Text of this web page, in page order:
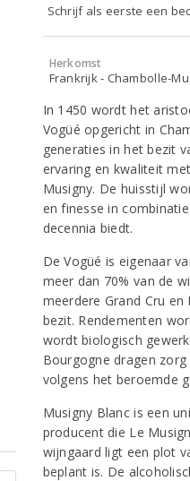
Schrijf als eerste een
Herkomst
Frankrijk - Chambolle-
In 1450 wordt het
Vogüé opgericht in
generaties in het bezit
ervaring en kwaliteit
Musigny. De huisstijl
en finesse in
decennia biedt.
De Vogüé is eigenaar
meer dan 70% van de
meerdere Grand Cru
bezit. Rendementen
wordt biologisch
Bourgogne dragen
volgens het beroemde
Musigny Blanc is een
producent die Le
wijngaard ligt een plot
beplant is. De